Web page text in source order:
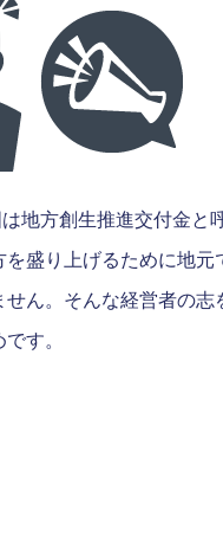
地方創生推進交付金と
盛り上げるために地元
ん。そんな経営者の志
す。